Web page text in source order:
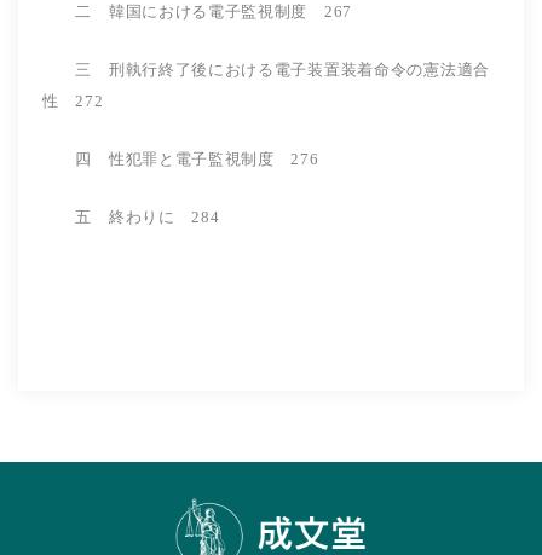
二 韓国における電子監視制度 267
三 刑執行終了後における電子装置装着命令の憲法適合
性 272
四 性犯罪と電子監視制度 276
五 終わりに 284